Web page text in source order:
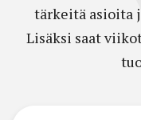
tärkeitä asioita
Lisäksi saat